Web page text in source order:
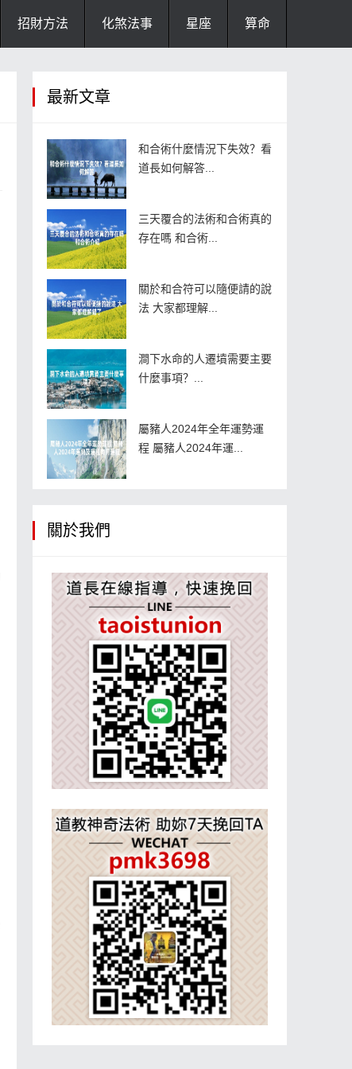
招財方法 化煞法事 星座 算命
最新文章
和合術什麼情況下失效？看
道長如何解答...
三天覆合的法術和合術真的
存在嗎 和合術...
關於和合符可以隨便請的說
法 大家都理解...
澗下水命的人遷墳需要主要
什麼事項？...
屬豬人2024年全年運勢運
程 屬豬人2024年運...
關於我們